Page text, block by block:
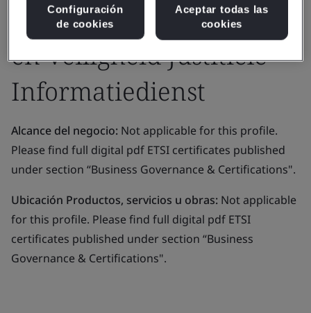
Ministerie van Justitie
en Veiligheid Justitiële
Informatiedienst
Alcance del negocio: Not applicable for this profile.
Please find full digital pdf ETSI certificates published
under section “Business Governance & Certifications".
Ubicación Productos, servicios u obras: Not applicable
for this profile. Please find full digital pdf ETSI
certificates published under section “Business
Governance & Certifications".
Configuración
de cookies
Aceptar todas las
cookies